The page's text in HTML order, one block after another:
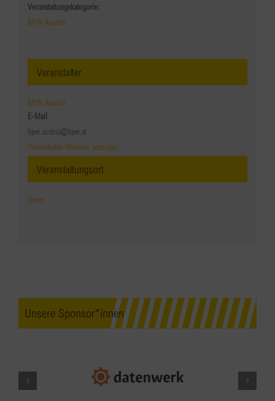
Veranstaltungskategorie:
BPW Austria
Veranstaltungsort
Zoom
Veranstalter
BPW Austria
E-Mail
bpw.austria@bpw.at
Veranstalter-Website anzeigen
Unsere Sponsor*innen